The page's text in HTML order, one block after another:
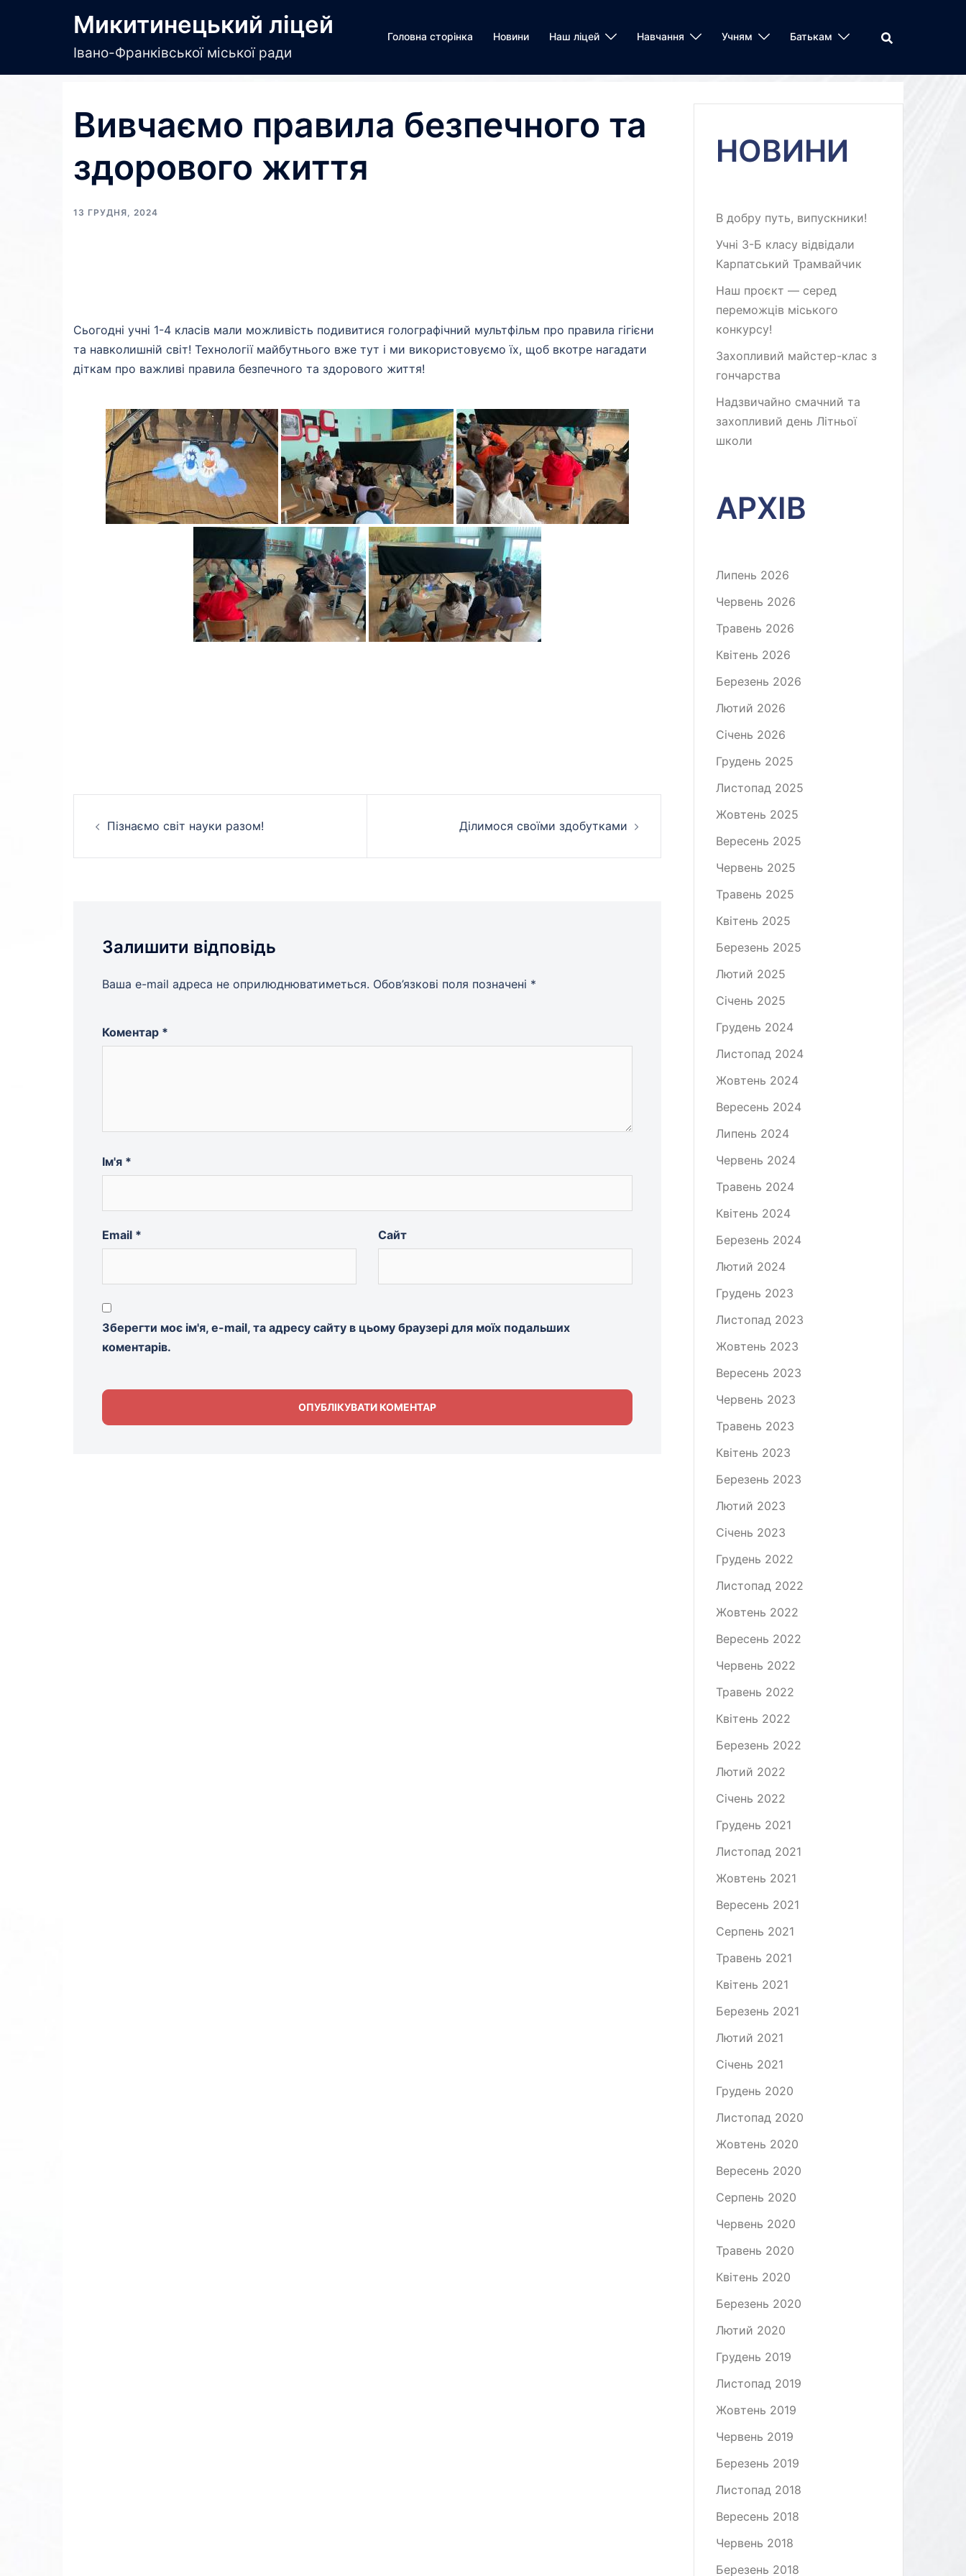
Микитинецький ліцей
Івано-Франківської міської ради
Головна сторінка Новини Наш ліцей Навчання Учням Батькам
Вивчаємо правила безпечного та
здорового життя
13 ГРУДНЯ, 2024
Сьогодні учні 1-4 класів мали можливість подивитися голографічний мультфільм про правила гігієни
та навколишній світ! Технології майбутнього вже тут і ми використовуємо їх, щоб вкотре нагадати
діткам про важливі правила безпечного та здорового життя!
Пізнаємо світ науки разом! Ділимося своїми здобутками
Залишити відповідь
Ваша e-mail адреса не оприлюднюватиметься. Обов’язкові поля позначені *
Коментар *
Ім'я *
Email * Сайт
Зберегти моє ім'я, e-mail, та адресу сайту в цьому браузері для моїх подальших
коментарів.
НОВИНИ
В добру путь, випускники!
Учні 3-Б класу відвідали
Карпатський Трамвайчик
Наш проєкт — серед
переможців міського
конкурсу!
Захопливий майстер-клас з
гончарства
Надзвичайно смачний та
захопливий день Літньої
школи
АРХІВ
Липень 2026
Червень 2026
Травень 2026
Квітень 2026
Березень 2026
Лютий 2026
Січень 2026
Грудень 2025
Листопад 2025
Жовтень 2025
Вересень 2025
Червень 2025
Травень 2025
Квітень 2025
Березень 2025
Лютий 2025
Січень 2025
Грудень 2024
Листопад 2024
Жовтень 2024
Вересень 2024
Липень 2024
Червень 2024
Травень 2024
Квітень 2024
Березень 2024
Лютий 2024
Грудень 2023
Листопад 2023
Жовтень 2023
Вересень 2023
Червень 2023
Травень 2023
Квітень 2023
Березень 2023
Лютий 2023
Січень 2023
Грудень 2022
Листопад 2022
Жовтень 2022
Вересень 2022
Червень 2022
Травень 2022
Квітень 2022
Березень 2022
Лютий 2022
Січень 2022
Грудень 2021
Листопад 2021
Жовтень 2021
Вересень 2021
Серпень 2021
Травень 2021
Квітень 2021
Березень 2021
Лютий 2021
Січень 2021
Грудень 2020
Листопад 2020
Жовтень 2020
Вересень 2020
Серпень 2020
Червень 2020
Травень 2020
Квітень 2020
Березень 2020
Лютий 2020
Грудень 2019
Листопад 2019
Жовтень 2019
Червень 2019
Березень 2019
Листопад 2018
Вересень 2018
Червень 2018
Березень 2018